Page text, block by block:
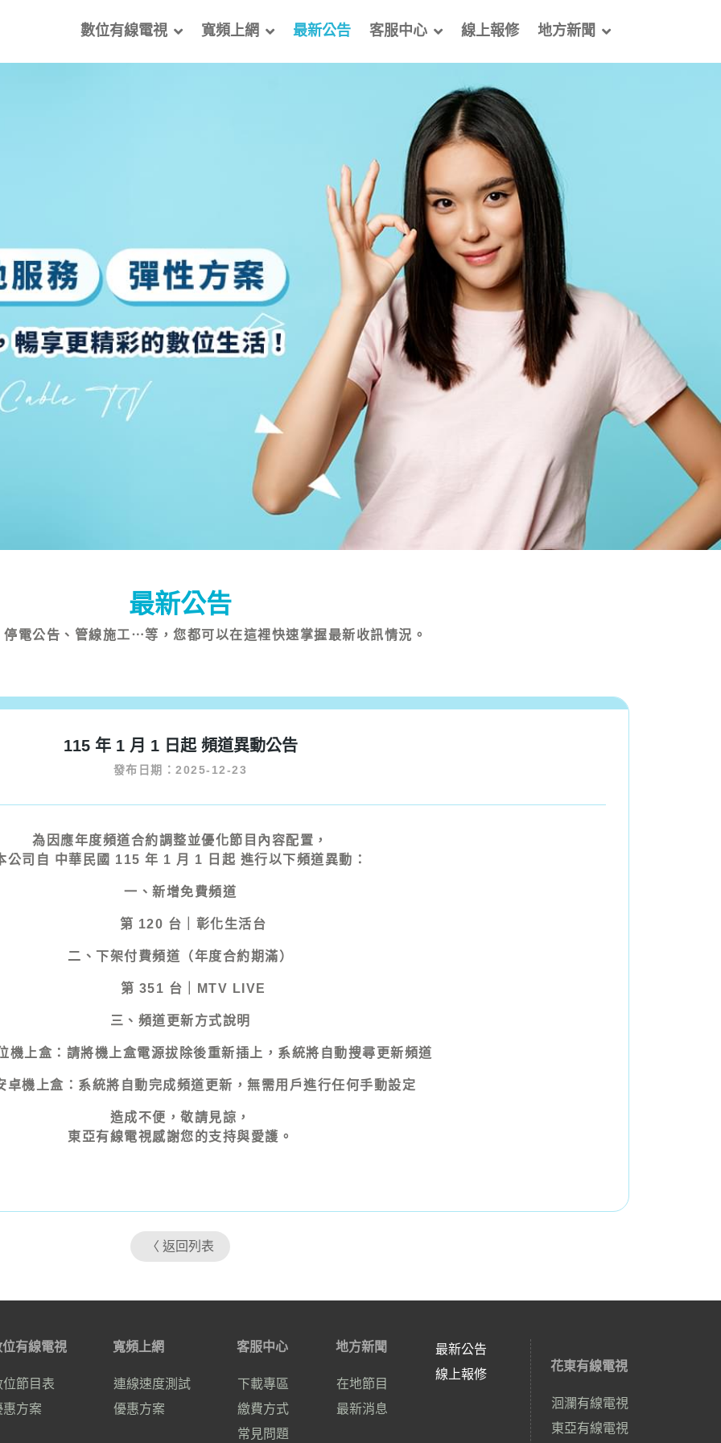
數位有線電視 寬頻上網 最新公告 客服中心 線上報修 地方新聞
最新公告
停電公告、管線施工⋯等，您都可以在這裡快速掌握最新收訊情況。
115 年 1 月 1 日起 頻道異動公告
發布日期：2025-12-23
為因應年度頻道合約調整並優化節目內容配置，
公司自 中華民國 115 年 1 月 1 日起 進行以下頻道異動：
一、 新增免費頻道
第 120 台｜彰化生活台
二、 下架付費頻道 （年度合約期滿）
第 351 台｜MTV LIVE
三、 頻道更新方式說明
機上盒：請將機上盒電源拔除後重新插上，系統將自動搜尋更新頻道
卓機上盒：系統將自動完成頻道更新，無需用戶進行任何手動設定
造成不便，敬請見諒，
東亞有線電視感謝您的支持與愛護。
〈 返回列表
位有線電視
位節目表
惠方案
寬頻上網
連線速度測試
優惠方案
客服中心
下載專區
繳費方式
常見問題
地方新聞
在地節目
最新消息
最新公告
線上報修
花東有線電視
洄瀾有線電視
東亞有線電視